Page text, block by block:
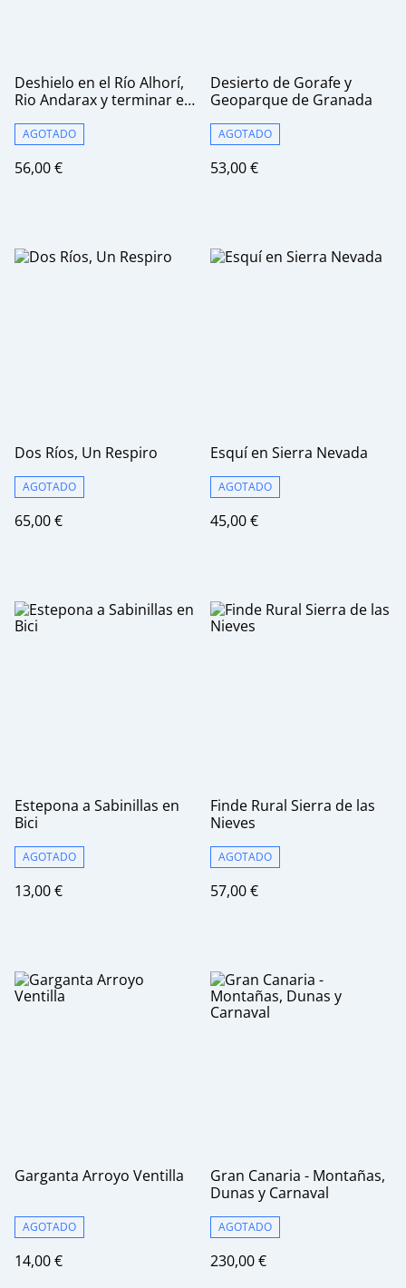
Deshielo en el Río Alhorí,
Rio Andarax y terminar en
AGOTADO
56,00 €
Desierto de Gorafe y
Geoparque de Granada
AGOTADO
53,00 €
Dos Ríos, Un Respiro
AGOTADO
65,00 €
Esquí en Sierra Nevada
AGOTADO
45,00 €
Estepona a Sabinillas en
Bici
AGOTADO
13,00 €
Finde Rural Sierra de las
Nieves
AGOTADO
57,00 €
Garganta Arroyo Ventilla
AGOTADO
14,00 €
Gran Canaria - Montañas,
Dunas y Carnaval
AGOTADO
230,00 €